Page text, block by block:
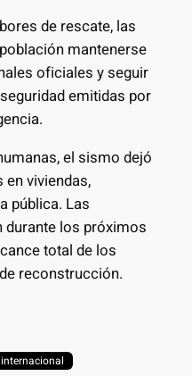
de rescate, las
mantenerse
oficiales y seguir
emitidas por
el sismo dejó
viviendas,
pública. Las
durante los próximos
total de los
reconstrucción.
internacional